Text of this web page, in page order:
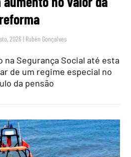
reforma
2026 | Rubén Gonçalves
na Segurança Social até esta
de um regime especial no
da pensão